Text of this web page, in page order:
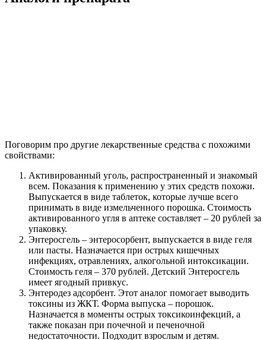
Поговорим про другие лекарственные средства с похожими
свойствами:
Активированный уголь, распространенный и знакомый
всем. Показания к применению у этих средств похожи.
Выпускается в виде таблеток, которые лучше всего
принимать в виде измельченного порошка. Стоимость
активированного угля в аптеке составляет – 20 рублей за
упаковку.
Энтеросгель – энтеросорбент, выпускается в виде геля
или пасты. Назначается при острых кишечных
инфекциях, отравлениях, алкогольной интоксикации.
Стоимость геля – 370 рублей. Детский Энтеросгель
имеет ягодный привкус.
Энтеродез адсорбент. Этот аналог помогает выводить
токсины из ЖКТ. Форма выпуска – порошок.
Назначается в моменты острых токсикоинфекций, а
также показан при почечной и печеночной
недостаточности. Подходит взрослым и детям.